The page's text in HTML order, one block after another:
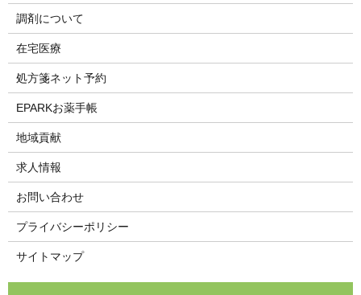
調剤について
在宅医療
処方箋ネット予約
EPARKお薬手帳
地域貢献
求人情報
お問い合わせ
プライバシーポリシー
サイトマップ